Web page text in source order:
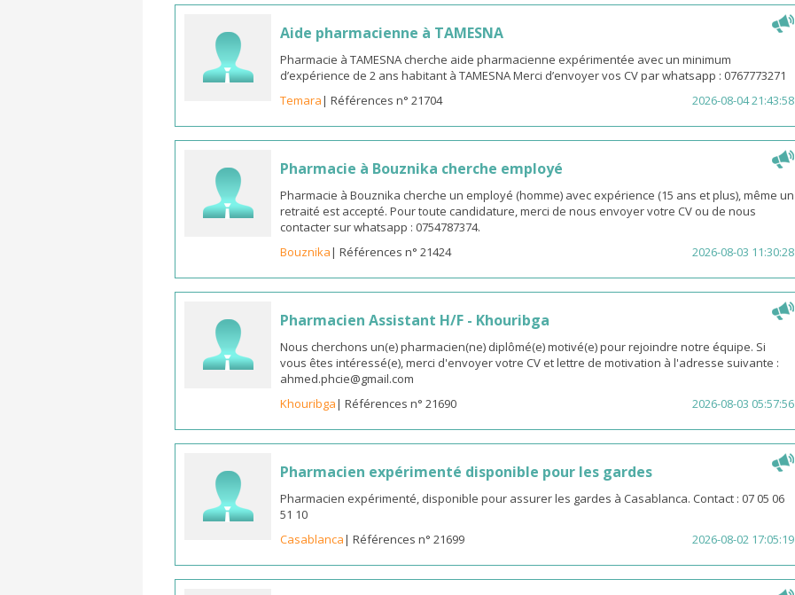
Aide pharmacienne à TAMESNA
Pharmacie à TAMESNA cherche aide pharmacienne expérimentée avec un minimum
d’expérience de 2 ans habitant à TAMESNA Merci d’envoyer vos CV par whatsapp : 0767773271
Temara| Références n° 21704 2026-08-04 21:43:58
Pharmacie à Bouznika cherche employé
Pharmacie à Bouznika cherche un employé (homme) avec expérience (15 ans et plus), même un
retraité est accepté. Pour toute candidature, merci de nous envoyer votre CV ou de nous
contacter sur whatsapp : 0754787374.
Bouznika| Références n° 21424 2026-08-03 11:30:28
Pharmacien Assistant H/F - Khouribga
Nous cherchons un(e) pharmacien(ne) diplômé(e) motivé(e) pour rejoindre notre équipe. Si
vous êtes intéressé(e), merci d'envoyer votre CV et lettre de motivation à l'adresse suivante :
ahmed.phcie@gmail.com
Khouribga| Références n° 21690 2026-08-03 05:57:56
Pharmacien expérimenté disponible pour les gardes
Pharmacien expérimenté, disponible pour assurer les gardes à Casablanca. Contact : 07 05 06
51 10
Casablanca| Références n° 21699 2026-08-02 17:05:19